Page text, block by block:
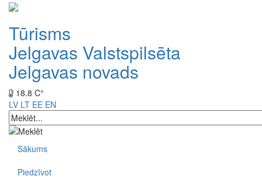
Tūrisms
Jelgavas Valstspilsēta
Jelgavas novads
18.8 C°
LV LT EE EN
Sākums
Piedzīvot